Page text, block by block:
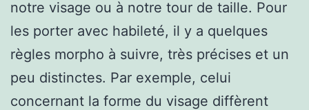
notre visage ou à notre tour de taille. Pour
les porter avec habileté, il y a quelques
règles morpho à suivre, très précises et un
peu distinctes. Par exemple, celui
concernant la forme du visage diffèrent